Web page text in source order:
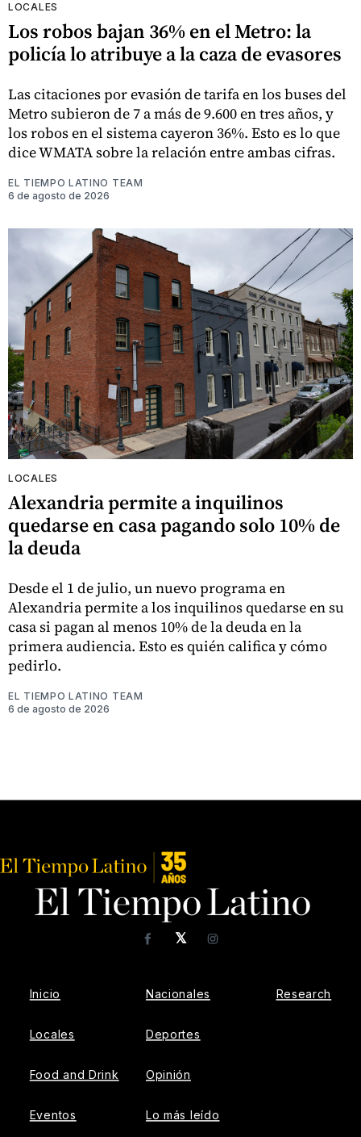
LOCALES
Los robos bajan 36% en el Metro: la
policía lo atribuye a la caza de evasores
Las citaciones por evasión de tarifa en los buses del
Metro subieron de 7 a más de 9.600 en tres años, y
los robos en el sistema cayeron 36%. Esto es lo que
dice WMATA sobre la relación entre ambas cifras.
EL TIEMPO LATINO TEAM
6 de agosto de 2026
LOCALES
Alexandria permite a inquilinos
quedarse en casa pagando solo 10% de
la deuda
Desde el 1 de julio, un nuevo programa en
Alexandria permite a los inquilinos quedarse en su
casa si pagan al menos 10% de la deuda en la
primera audiencia. Esto es quién califica y cómo
pedirlo.
EL TIEMPO LATINO TEAM
6 de agosto de 2026
𝕏
FacebookInstagram
Inicio
Locales
Food and Drink
Eventos
Nacionales
Deportes
Opinión
Lo más leído
Research